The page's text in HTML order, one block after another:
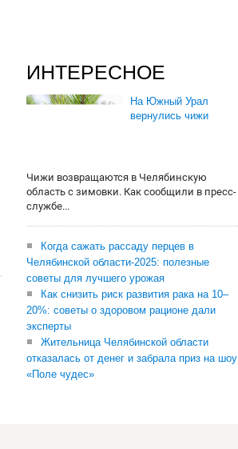
ИНТЕРЕСНОЕ
На Южный Урал
вернулись чижи
Чижи возвращаются в Челябинскую
область с зимовки. Как сообщили в пресс-
службе...
Когда сажать рассаду перцев в
Челябинской области-2025: полезные
советы для лучшего урожая
Как снизить риск развития рака на 10–
20%: советы о здоровом рационе дали
эксперты
Жительница Челябинской области
отказалась от денег и забрала приз на шоу
«Поле чудес»